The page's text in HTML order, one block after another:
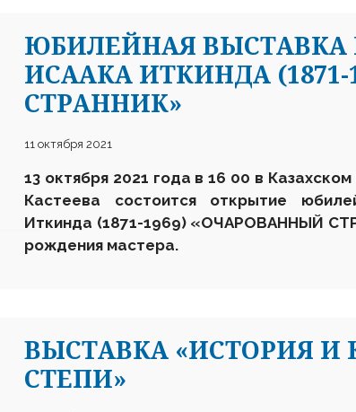
ЮБИЛЕЙНАЯ ВЫСТАВКА
ИСААКА ИТКИНДА
СТРАННИК»
11 октября 2021
13 октября 2021 года в 16 00 в
Кастеева состоится открытие
Иткинда (1871-1969) «ОЧАРОВАННЫЙ
рождения мастера.
ВЫСТАВКА «ИСТОРИЯ И
СТЕПИ»